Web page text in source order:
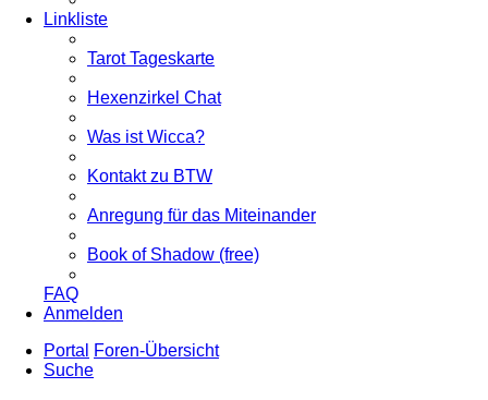
Linkliste
Tarot Tageskarte
Hexenzirkel Chat
Was ist Wicca?
Kontakt zu BTW
Anregung für das Miteinander
Book of Shadow (free)
FAQ
Anmelden
Portal
Foren-Übersicht
Suche